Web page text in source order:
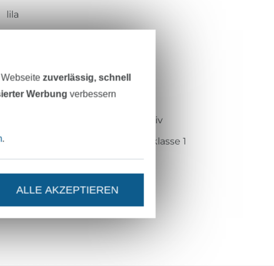
lila
gewirkt
digitalbedruckt
weich, bi-elastisch, atmungsaktiv
Öko-Tex-Standard 100 Produktklasse 1
Centexbel
1909104
20323-044
Webseitezuverlässig, schnell
Werbung verbessern
.
ALLE AKZEPTIEREN